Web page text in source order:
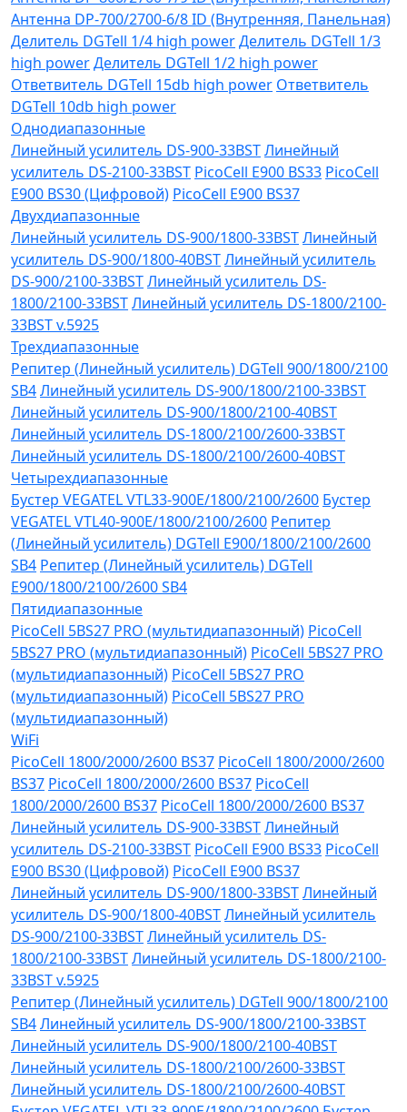
Антенна DP-700/2700-6/8 ID (Внутренняя, Панельная)
Делитель DGTell 1/4 high powerДелитель DGTell 1/3
high powerДелитель DGTell 1/2 high power
Ответвитель DGTell 15db high power Ответвитель
DGTell 10db high power
Однодиапазонные
Линейный усилитель DS-900-33BSTЛинейный
усилитель DS-2100-33BST PicoCell E900 BS33 PicoCell
E900 BS30 (Цифровой) PicoCell E900 BS37
Двухдиапазонные
Линейный усилитель DS-900/1800-33BSTЛинейный
усилитель DS-900/1800-40BSTЛинейный усилитель
DS-900/2100-33BSTЛинейный усилитель DS-
1800/2100-33BSTЛинейный усилитель DS-1800/2100-
33BST v.5925
Трехдиапазонные
Репитер (Линейный усилитель) DGTell 900/1800/2100
SB4Линейный усилитель DS-900/1800/2100-33BST
Линейный усилитель DS-900/1800/2100-40BST
Линейный усилитель DS-1800/2100/2600-33BST
Линейный усилитель DS-1800/2100/2600-40BST
Четырехдиапазонные
Бустер VEGATEL VTL33-900E/1800/2100/2600 Бустер
VEGATEL VTL40-900E/1800/2100/2600 Репитер
(Линейный усилитель) DGTell Е900/1800/2100/2600
SB4 Репитер (Линейный усилитель) DGTell
Е900/1800/2100/2600 SB4
Пятидиапазонные
PicoCell 5BS27 PRO (мультидиапазонный) PicoCell
5BS27 PRO (мультидиапазонный) PicoCell 5BS27 PRO
(мультидиапазонный) PicoCell 5BS27 PRO
(мультидиапазонный) PicoCell 5BS27 PRO
(мультидиапазонный)
WiFi
PicoCell 1800/2000/2600 BS37 PicoCell 1800/2000/2600
BS37 PicoCell 1800/2000/2600 BS37 PicoCell
1800/2000/2600 BS37 PicoCell 1800/2000/2600 BS37
Линейный усилитель DS-900-33BSTЛинейный
усилитель DS-2100-33BST PicoCell E900 BS33 PicoCell
E900 BS30 (Цифровой) PicoCell E900 BS37
Линейный усилитель DS-900/1800-33BSTЛинейный
усилитель DS-900/1800-40BSTЛинейный усилитель
DS-900/2100-33BSTЛинейный усилитель DS-
1800/2100-33BSTЛинейный усилитель DS-1800/2100-
33BST v.5925
Репитер (Линейный усилитель) DGTell 900/1800/2100
SB4Линейный усилитель DS-900/1800/2100-33BST
Линейный усилитель DS-900/1800/2100-40BST
Линейный усилитель DS-1800/2100/2600-33BST
Линейный усилитель DS-1800/2100/2600-40BST